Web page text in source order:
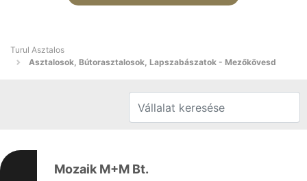
Turul Asztalos
Asztalosok, Bútorasztalosok, Lapszabászatok - Mezőkövesd
Mozaik M+M Bt.